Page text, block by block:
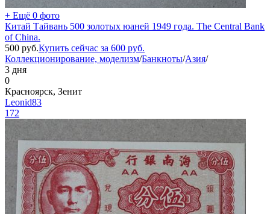
+ Ещё 0 фото
Китай Тайвань 500 золотых юаней 1949 года. The Central Bank
of China.
500 руб.Купить сейчас за 600 руб.
Коллекционирование, моделизм/Банкноты/Азия/
3 дня
0
Красноярск, Зенит
Leonid83
172